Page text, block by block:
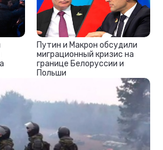
Путин и Макрон обсудили
миграционный кризис на
границе Белоруссии и
Польши